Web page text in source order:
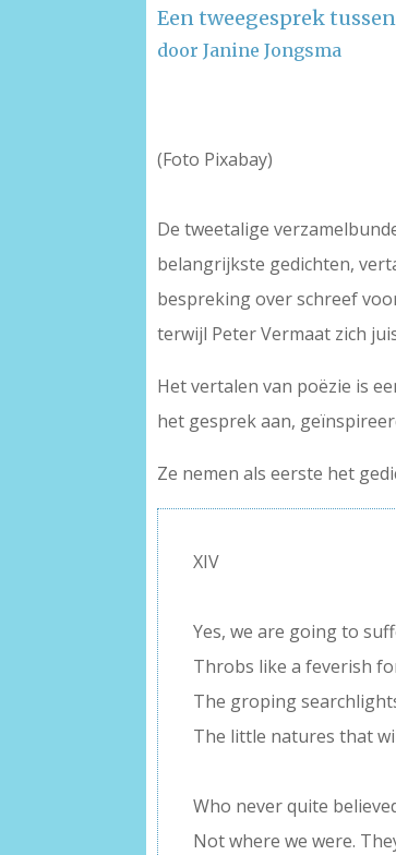
Een tweegesprek
door Janine Jongsma
(Foto Pixabay)
De tweetalige
belangrijkste gedichten,
bespreking over schreef
terwijl Peter Vermaat zich
Het vertalen van poëzie is
het gesprek aan,
Ze nemen als eerste het
XIV
Yes, we are going to
Throbs like a feverish
The groping
The little natures that
Who never quite
Not where we were.